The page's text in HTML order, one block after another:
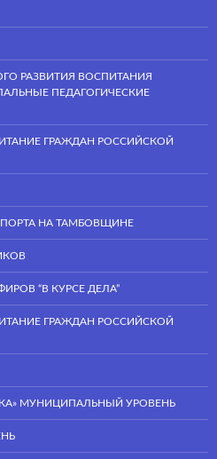
РАЗВИТИЯ ВОСПИТАНИЯ
ПЕДАГОГИЧЕСКИЕ
ГРАЖДАН РОССИЙСКОЙ
НА ТАМБОВЩИНЕ
“В КУРСЕ ДЕЛА”
ГРАЖДАН РОССИЙСКОЙ
МУНИЦИПАЛЬНЫЙ УРОВЕНЬ